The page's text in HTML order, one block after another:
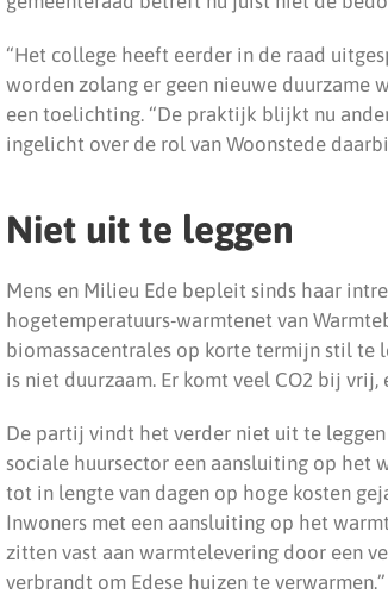
“Het college heeft eerder in de raad
worden zolang er geen nieuwe duurzame
een toelichting. “De praktijk blijkt nu
ingelicht over de rol van Woonstede
Niet uit te leggen
Mens en Milieu Ede bepleit sinds haar
hogetemperatuurs-warmtenet van
biomassacentrales op korte termijn stil te
is niet duurzaam. Er komt veel CO2 bij
De partij vindt het verder niet uit te
sociale huursector een aansluiting op het
tot in lengte van dagen op hoge kosten
Inwoners met een aansluiting op het
zitten vast aan warmtelevering door een
verbrandt om Edese huizen te verwarmen.”